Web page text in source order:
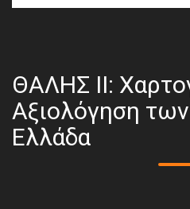
ΘΑΛΗΣ ΙΙ:
Αξιολόγηση
Ελλάδα